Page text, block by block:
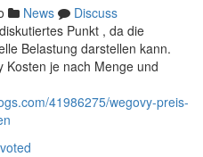
News
Discuss
Punkt , da die
Belastung darstellen kann.
Kosten je nach Menge und
41986275/wegovy-preis-